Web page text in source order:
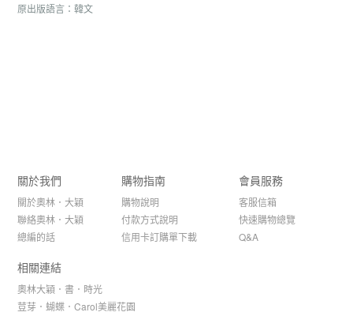
原出版語言：韓文
關於我們
關於奧林．大穎
聯絡奧林．大穎
總編的話
購物指南
購物說明
付款方式說明
信用卡訂購單下載
會員服務
客服信箱
快速購物總覽
Q&A
相關連結
奧林大穎．書．時光
荳芽．蝴蝶．Carol美麗花園